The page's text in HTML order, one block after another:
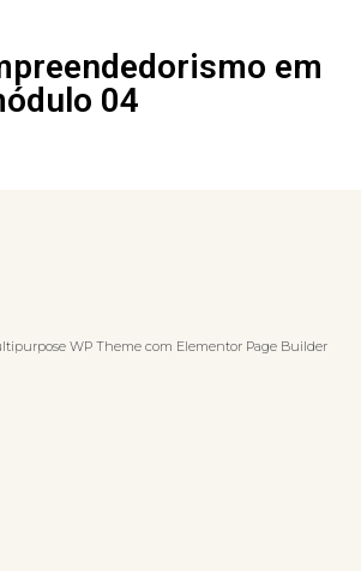
em
04
WP Theme com Elementor Page Builder